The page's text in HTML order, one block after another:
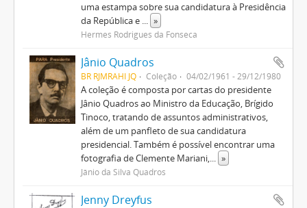
uma estampa sobre sua candidatura à Presidência
da República e ... »
Hermes Rodrigues da Fonseca
Jânio Quadros
BR RJMRAHI JQ Coleção 04/02/1961 - 29/12/1980
A coleção é composta por cartas do presidente
Jânio Quadros ao Ministro da Educação, Brígido
Tinoco, tratando de assuntos administrativos,
além de um panfleto de sua candidatura
presidencial. Também é possível encontrar uma
fotografia de Clemente Mariani,... »
Jânio da Silva Quadros
Jenny Dreyfus